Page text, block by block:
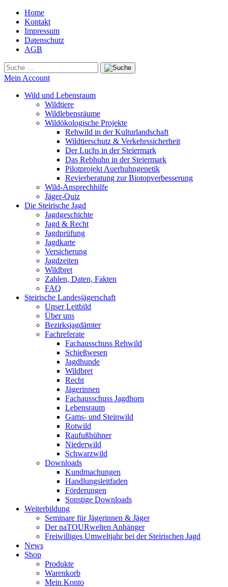
Home
Kontakt
Impressum
Datenschutz
AGB
Mein Account
Wild und Lebensraum
Wildtiere
Wildlebensräume
Wildökologische Projekte
Rehwild in der Kulturlandschaft
Wildtierschutz & Verkehrssicherheit
Der Luchs in der Steiermark
Das Rebhuhn in der Steiermark
Pilotprojekt Auerhuhngenetik
Revierberatung zur Biotopverbesserung
Wild-Ansprechhilfe
Jäger-Quiz
Die Steirische Jagd
Jagdgeschichte
Jagd & Recht
Jagdprüfung
Jagdkarte
Versicherung
Jagdzeiten
Wildbret
Zahlen, Daten, Fakten
FAQ
Steirische Landesjägerschaft
Unser Leitbild
Über uns
Bezirksjagdämter
Fachreferate
Fachausschuss Rehwild
Schießwesen
Jagdhunde
Wildbret
Recht
Jägerinnen
Fachausschuss Jagdhorn
Lebensraum
Gams- und Steinwild
Rotwild
Raufußhühner
Niederwild
Schwarzwild
Downloads
Kundmachungen
Handlungsleitfaden
Förderungen
Sonstige Downloads
Weiterbildung
Seminare für Jägerinnen & Jäger
Der naTOURwelten Anhänger
Freiwilliges Umweltjahr bei der Steirischen Jagd
News
Shop
Produkte
Warenkorb
Mein Konto